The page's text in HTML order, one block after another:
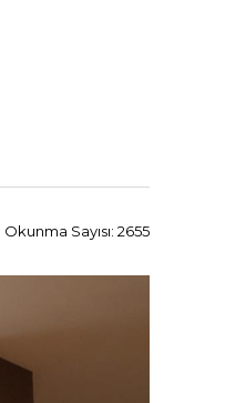
Okunma Sayısı: 2655